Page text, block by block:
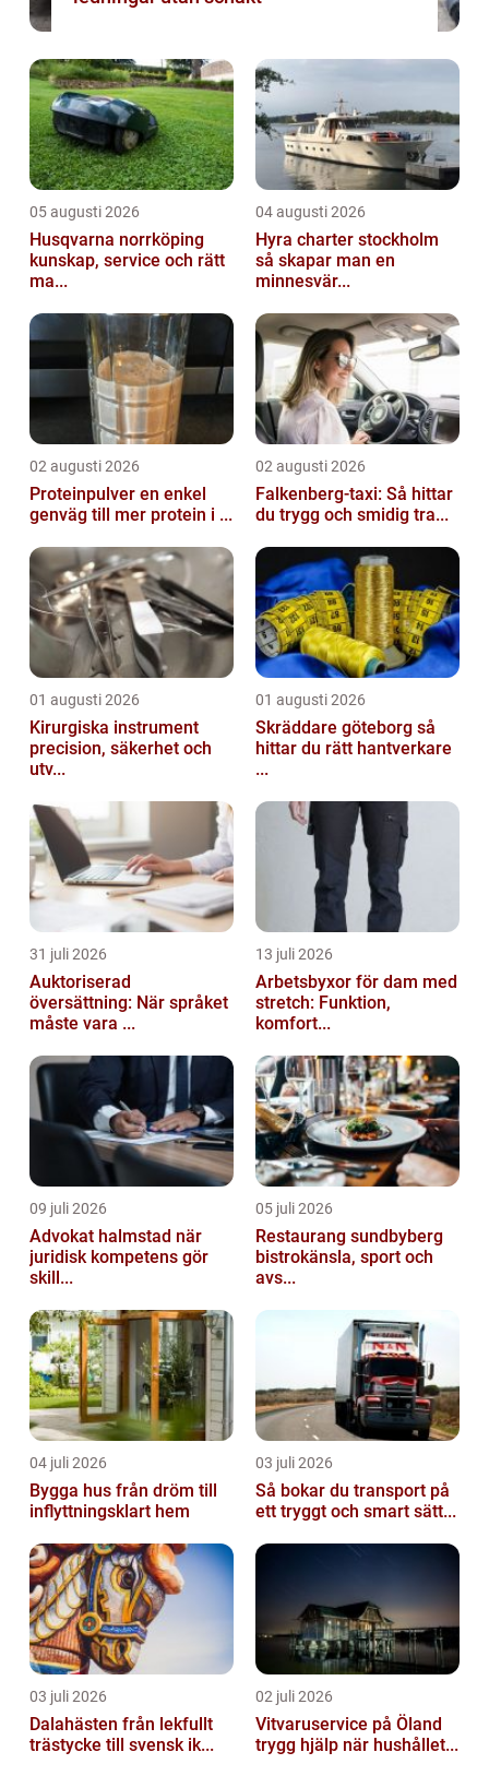
05 augusti 2026
Husqvarna norrköping
kunskap, service och rätt
ma...
04 augusti 2026
Hyra charter stockholm
så skapar man en
minnesvär...
02 augusti 2026
Proteinpulver en enkel
genväg till mer protein i ...
02 augusti 2026
Falkenberg-taxi: Så hittar
du trygg och smidig tra...
01 augusti 2026
Kirurgiska instrument
precision, säkerhet och
utv...
01 augusti 2026
Skräddare göteborg så
hittar du rätt hantverkare
...
31 juli 2026
Auktoriserad
översättning: När språket
måste vara ...
13 juli 2026
Arbetsbyxor för dam med
stretch: Funktion,
komfort...
09 juli 2026
Advokat halmstad när
juridisk kompetens gör
skill...
05 juli 2026
Restaurang sundbyberg
bistrokänsla, sport och
avs...
04 juli 2026
Bygga hus från dröm till
inflyttningsklart hem
03 juli 2026
Så bokar du transport på
ett tryggt och smart sätt...
03 juli 2026
Dalahästen från lekfullt
trästycke till svensk ik...
02 juli 2026
Vitvaruservice på Öland
trygg hjälp när hushållet...